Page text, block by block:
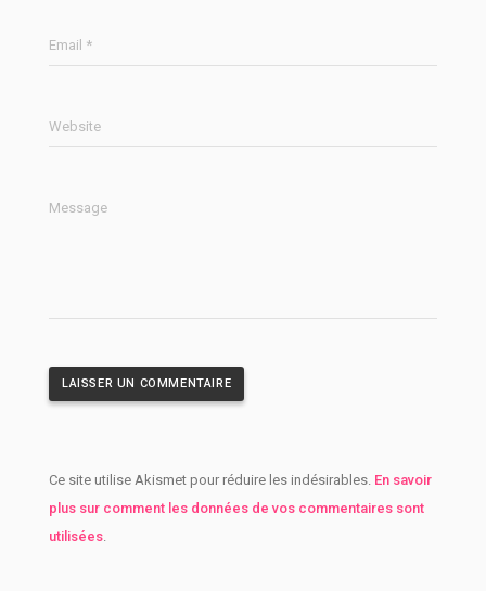
Email *
Website
Message
Ce site utilise Akismet pour réduire les indésirables. En savoir
plus sur comment les données de vos commentaires sont
utilisées.